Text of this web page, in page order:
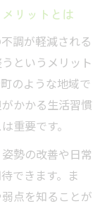
費用相場を知
方と賢い選び
を比較する
期間と料金の
リットとは
調が軽減される
というメリット
のような地域で
かかる生活習慣
重要です。
勢の改善や日常
できます。ま
点を知ることが